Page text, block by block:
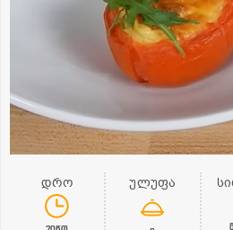
დრო ულუფა